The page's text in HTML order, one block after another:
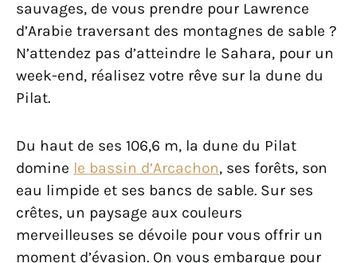
sauvages, de vous prendre pour Lawrence
d’Arabie traversant des montagnes de sable ?
N’attendez pas d’atteindre le Sahara, pour un
week-end, réalisez votre rêve sur la dune du
Pilat.
Du haut de ses 106,6 m, la dune du Pilat
domine le bassin d’Arcachon, ses forêts, son
eau limpide et ses bancs de sable. Sur ses
crêtes, un paysage aux couleurs
merveilleuses se dévoile pour vous offrir un
moment d’évasion. On vous embarque pour